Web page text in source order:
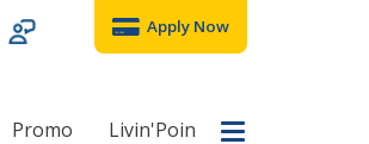
Apply Now
Promo Livin'Poin